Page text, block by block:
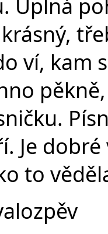
Úplná
ví, kam
Je
to